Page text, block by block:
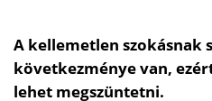
A kellemetlen szokásnak
következménye van,
lehet megszüntetni.